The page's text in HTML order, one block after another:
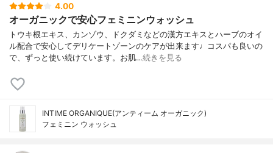
4.00
オーガニックで安心フェミニンウォッシュ
トウキ根エキス、カンゾウ、ドクダミなどの漢方エキスとハーブのオイ
ル配合で安心してデリケートゾーンのケアが出来ます♩コスパも良いの
で、ずっと使い続けています。お肌…続きを見る
INTIME ORGANIQUE(アンティーム オーガニック)
フェミニン ウォッシュ